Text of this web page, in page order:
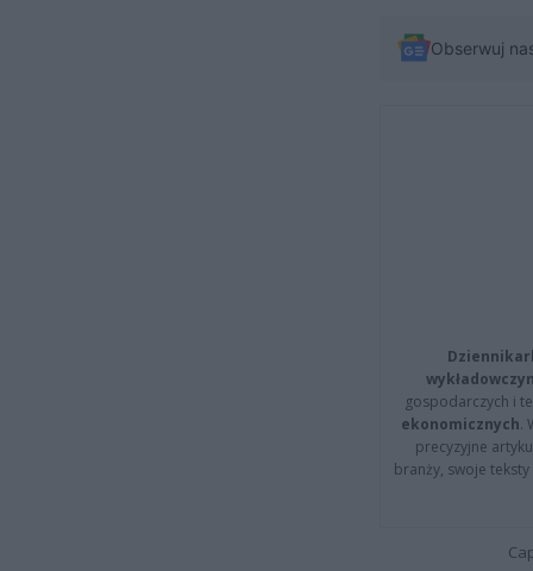
Obserwuj
gospodarczych i
ekonomicznych.
precyzyjne
branży, swoje